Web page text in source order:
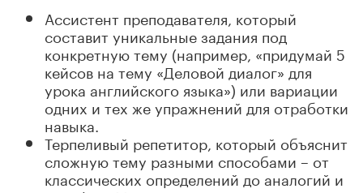
Ассистент преподавателя, который
составит уникальные задания под
конкретную тему (например, «придумай 5
кейсов на тему «Деловой диалог» для
урока английского языка») или вариации
одних и тех же упражнений для отработки
навыка.
Терпеливый репетитор, который объяснит
сложную тему разными способами – от
классических определений до аналогий и